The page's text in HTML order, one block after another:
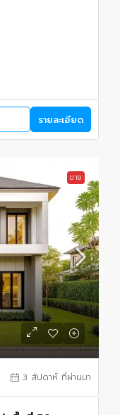
รายละเอียด
ขาย
3 สัปดาห์ ที่ผ่านมา